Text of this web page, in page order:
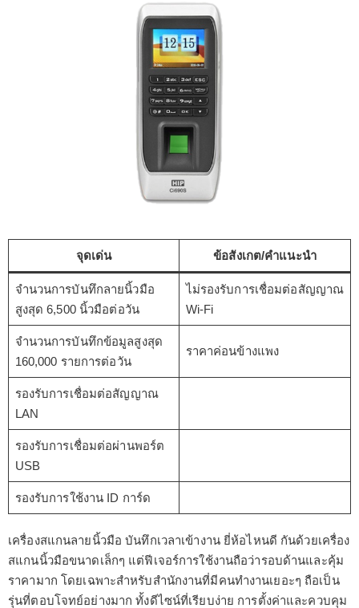
จุดเด่น ข้อสังเกต/คำแนะนำ
จำนวนการบันทึกลายนิ้วมือ
สูงสุด 6,500 นิ้วมือต่อวัน
ไม่รองรับการเชื่อมต่อสัญญาณ
Wi-Fi
จำนวนการบันทึกข้อมูลสูงสุด
160,000 รายการต่อวัน
ราคาค่อนข้างแพง
รองรับการเชื่อมต่อสัญญาณ
LAN
รองรับการเชื่อมต่อผ่านพอร์ต
USB
รองรับการใช้งาน ID การ์ด
เครื่องสแกนลายนิ้วมือ บันทึกเวลาเข้างาน ยี่ห้อไหนดี กันด้วยเครื่อง
สแกนนิ้วมือขนาดเล็กๆ แต่ฟีเจอร์การใช้งานถือว่ารอบด้านและคุ้ม
ราคามาก โดยเฉพาะสำหรับสำนักงานที่มีคนทำงานเยอะๆ ถือเป็น
รุ่นที่ตอบโจทย์อย่างมาก ทั้งดีไซน์ที่เรียบง่าย การตั้งค่าและควบคุม